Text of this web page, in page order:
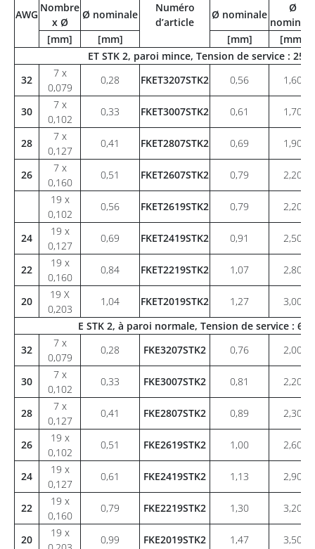
AWG
Numéro
d’article
Nombre
x Ø
Ø nominale Ø nominale
Ø
nominale
[mm]
[mm] [mm]
[mm]
ET STK 2, paroi mince, Tension de service : 250/
32
7 x
0,079
0,28 FKET3207STK2 0,56 1,60
30
7 x
0,102
0,33 FKET3007STK2 0,61 1,70
28
7 x
0,127
0,41 FKET2807STK2 0,69 1,90
26
7 x
0,160
0,51 FKET2607STK2 0,79
2,20
19 x
0,102
0,56 FKET2619STK2 0,79 2,20
24
19 x
0,127
0,69 FKET2419STK2 0,91 2,50
22
19 x
0,160
0,84 FKET2219STK2 1,07 2,80
20
19 X
0,203
1,04 FKET2019STK2 1,27
3,00
E STK 2, à paroi normale, Tension de service :
32
7 x
0,079
0,28 FKE3207STK2 0,76 2,00
30
7 x
0,102
0,33 FKE3007STK2 0,81 2,20
28
7 x
0,127
0,41 FKE2807STK2 0,89 2,30
26
19 x
0,102
0,51 FKE2619STK2 1,00 2,60
24
19 x
0,127
0,61 FKE2419STK2 1,13 2,90
22
19 x
0,160
0,79 FKE2219STK2 1,30 3,20
20
19 x
0,99 FKE2019STK2 1,47 3,50